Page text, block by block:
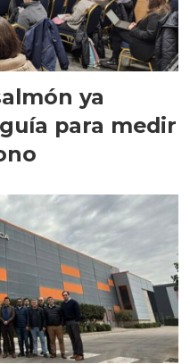
ya
para medir